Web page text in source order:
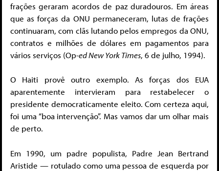
frações geraram acordos de paz duradouros. Em áreas
que as forças da ONU permaneceram, lutas de frações
continuaram, com clãs lutando pelos empregos da ONU,
contratos e milhões de dólares em pagamentos para
vários serviços (Op-ed New York Times, 6 de julho, 1994).
O Haiti provê outro exemplo. As forças dos EUA
aparentemente intervieram para restabelecer o
presidente democraticamente eleito. Com certeza aqui,
foi uma “boa intervenção”. Mas vamos dar um olhar mais
de perto.
Em 1990, um padre populista, Padre Jean Bertrand
Aristide — rotulado como uma pessoa de esquerda por